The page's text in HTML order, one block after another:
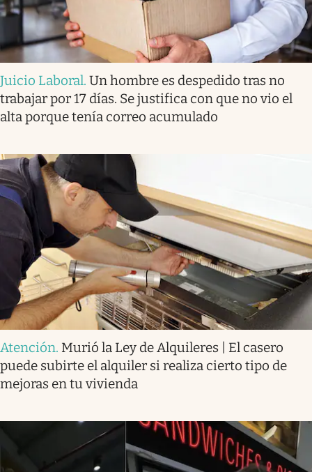
Juicio Laboral. Un hombre es despedido tras no
trabajar por 17 días. Se justifica con que no vio el
alta porque tenía correo acumulado
Atención. Murió la Ley de Alquileres | El casero
puede subirte el alquiler si realiza cierto tipo de
mejoras en tu vivienda